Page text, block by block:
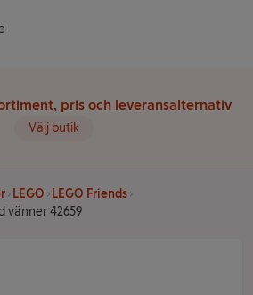
pris och leveransalternativ
Välj butik
LEGO
LEGO Friends
vänner 42659